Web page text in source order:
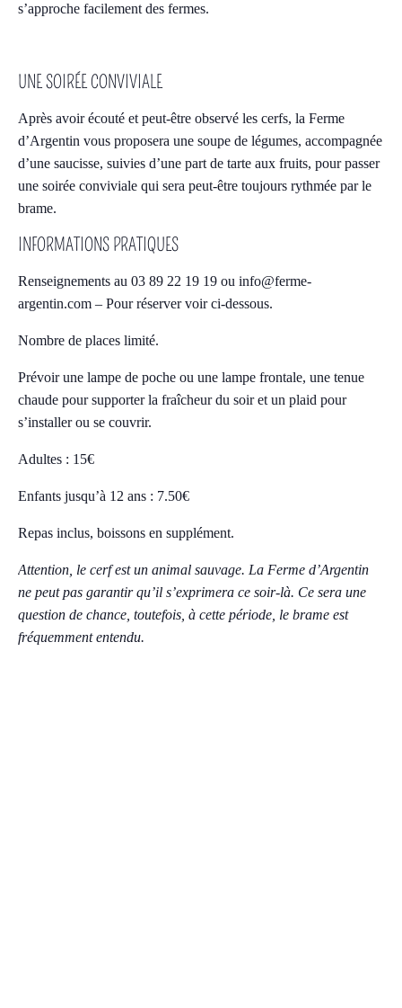
s’approche facilement des fermes.
UNE SOIRÉE CONVIVIALE
Après avoir écouté et peut-être observé les cerfs, la Ferme
d’Argentin vous proposera une soupe de légumes, accompagnée
d’une saucisse, suivies d’une part de tarte aux fruits, pour passer
une soirée conviviale qui sera peut-être toujours rythmée par le
brame.
INFORMATIONS PRATIQUES
Renseignements au 03 89 22 19 19 ou info@ferme-
argentin.com – Pour réserver voir ci-dessous.
Nombre de places limité.
Prévoir une lampe de poche ou une lampe frontale, une tenue
chaude pour supporter la fraîcheur du soir et un plaid pour
s’installer ou se couvrir.
Adultes : 15€
Enfants jusqu’à 12 ans : 7.50€
Repas inclus, boissons en supplément.
Attention, le cerf est un animal sauvage. La Ferme d’Argentin
ne peut pas garantir qu’il s’exprimera ce soir-là. Ce sera une
question de chance, toutefois, à cette période, le brame est
fréquemment entendu.